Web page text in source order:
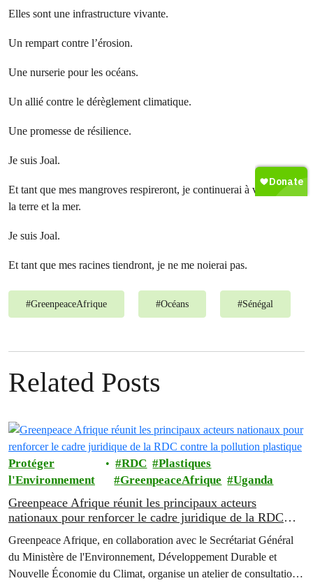
Elles sont une infrastructure vivante.
Un rempart contre l’érosion.
Une nurserie pour les océans.
Un allié contre le dérèglement climatique.
Une promesse de résilience.
Je suis Joal.
Et tant que mes mangroves respireront, je continuerai à vivre entre
la terre et la mer.
Je suis Joal.
Et tant que mes racines tiendront, je ne me noierai pas.
#GreenpeaceAfrique #Océans #Sénégal
Related Posts
Protéger
l'Environnement
RDC
Plastiques
GreenpeaceAfrique
Uganda
Greenpeace Afrique réunit les principaux acteurs
nationaux pour renforcer le cadre juridique de la RDC
Greenpeace Afrique, en collaboration avec le Secrétariat Général
du Ministère de l'Environnement, Développement Durable et
Nouvelle Économie du Climat, organise un atelier de consultation